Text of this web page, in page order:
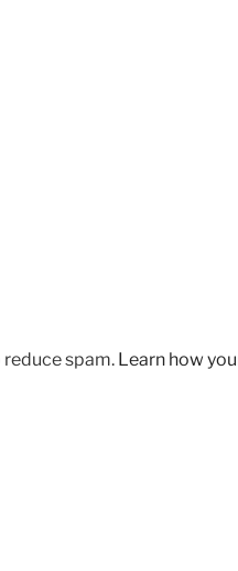
spam. Learn how